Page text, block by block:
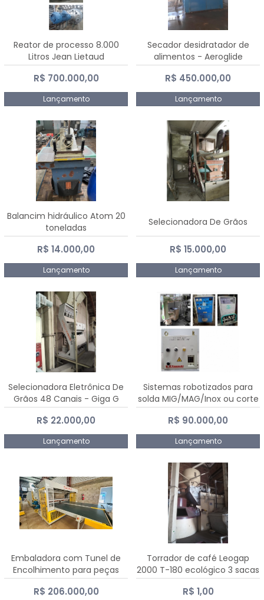
Reator de processo 8.000
Litros Jean Lietaud
R$ 700.000,00
Lançamento
Secador desidratador de
alimentos - Aeroglide
R$ 450.000,00
Lançamento
Balancim hidráulico Atom 20
toneladas
R$ 14.000,00
Lançamento
Selecionadora De Grãos
R$ 15.000,00
Lançamento
Selecionadora Eletrônica De
Grãos 48 Canais - Giga G
10000
R$ 22.000,00
Lançamento
Sistemas robotizados para
solda MIG/MAG/Inox ou corte
plasma
R$ 90.000,00
Lançamento
Embaladora com Tunel de
Encolhimento para peças
grandes portas janelas -
Dalmak
R$ 206.000,00
Torrador de café Leogap
2000 T-180 ecológico 3 sacas
de carga 540 kg/h
R$ 1,00